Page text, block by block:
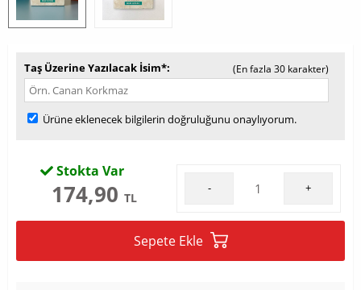
Taş Üzerine Yazılacak İsim* (En fazla 30 karakter)
Ürüne eklenecek bilgilerin doğruluğunu onaylıyorum.
Stokta Var
174,90 TL
- +
Sepete Ekle